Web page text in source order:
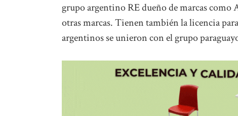
grupo argentino RE dueño de marcas como
otras marcas. Tienen también la licencia
argentinos se unieron con el grupo